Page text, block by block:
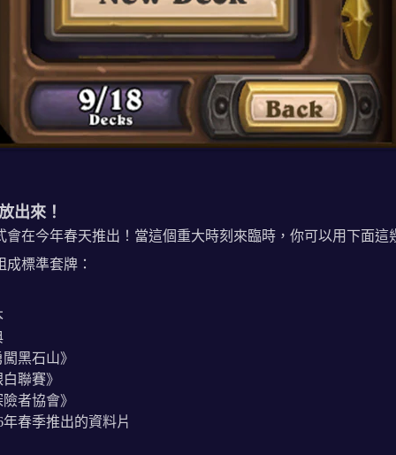
出來！
會在今年春天推出！當這個重大時刻來臨時，你可以用下面這
成標準套牌：
黑石山》
聯賽》
者協會》
年春季推出的資料片